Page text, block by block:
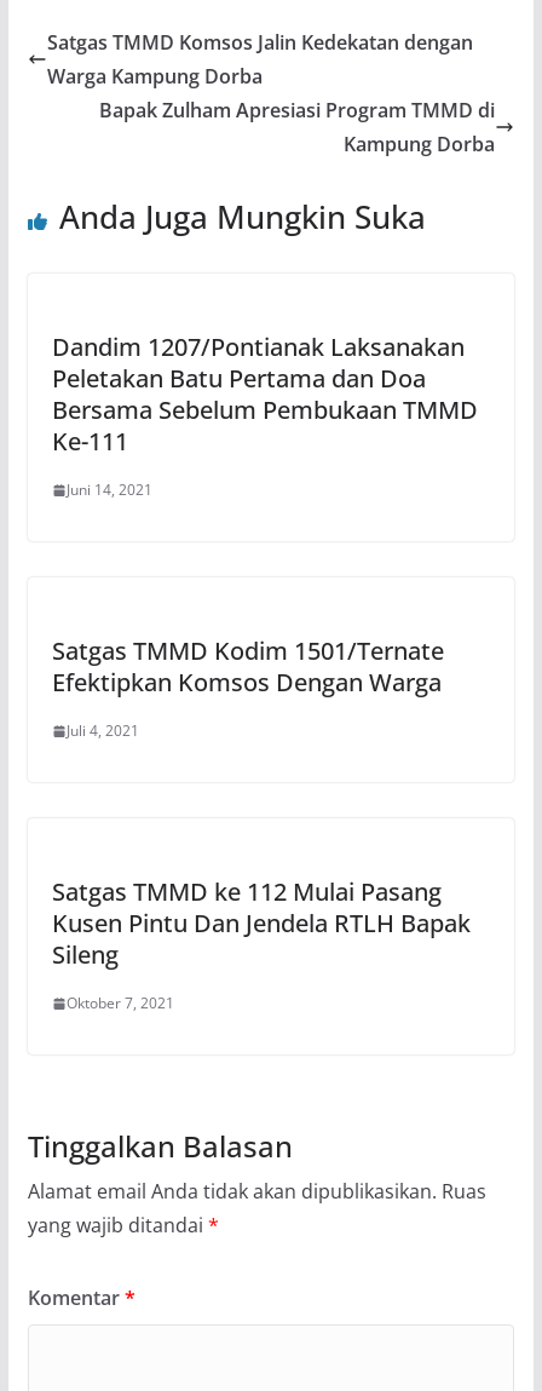
Satgas TMMD Komsos Jalin Kedekatan dengan
Warga Kampung Dorba
Bapak Zulham Apresiasi Program TMMD di
Kampung Dorba
Anda Juga Mungkin Suka
Dandim 1207/Pontianak Laksanakan
Peletakan Batu Pertama dan Doa
Bersama Sebelum Pembukaan TMMD
Ke-111
Juni 14, 2021
Satgas TMMD Kodim 1501/Ternate
Efektipkan Komsos Dengan Warga
Juli 4, 2021
Satgas TMMD ke 112 Mulai Pasang
Kusen Pintu Dan Jendela RTLH Bapak
Sileng
Oktober 7, 2021
Tinggalkan Balasan
Alamat email Anda tidak akan dipublikasikan. Ruas
yang wajib ditandai *
Komentar*